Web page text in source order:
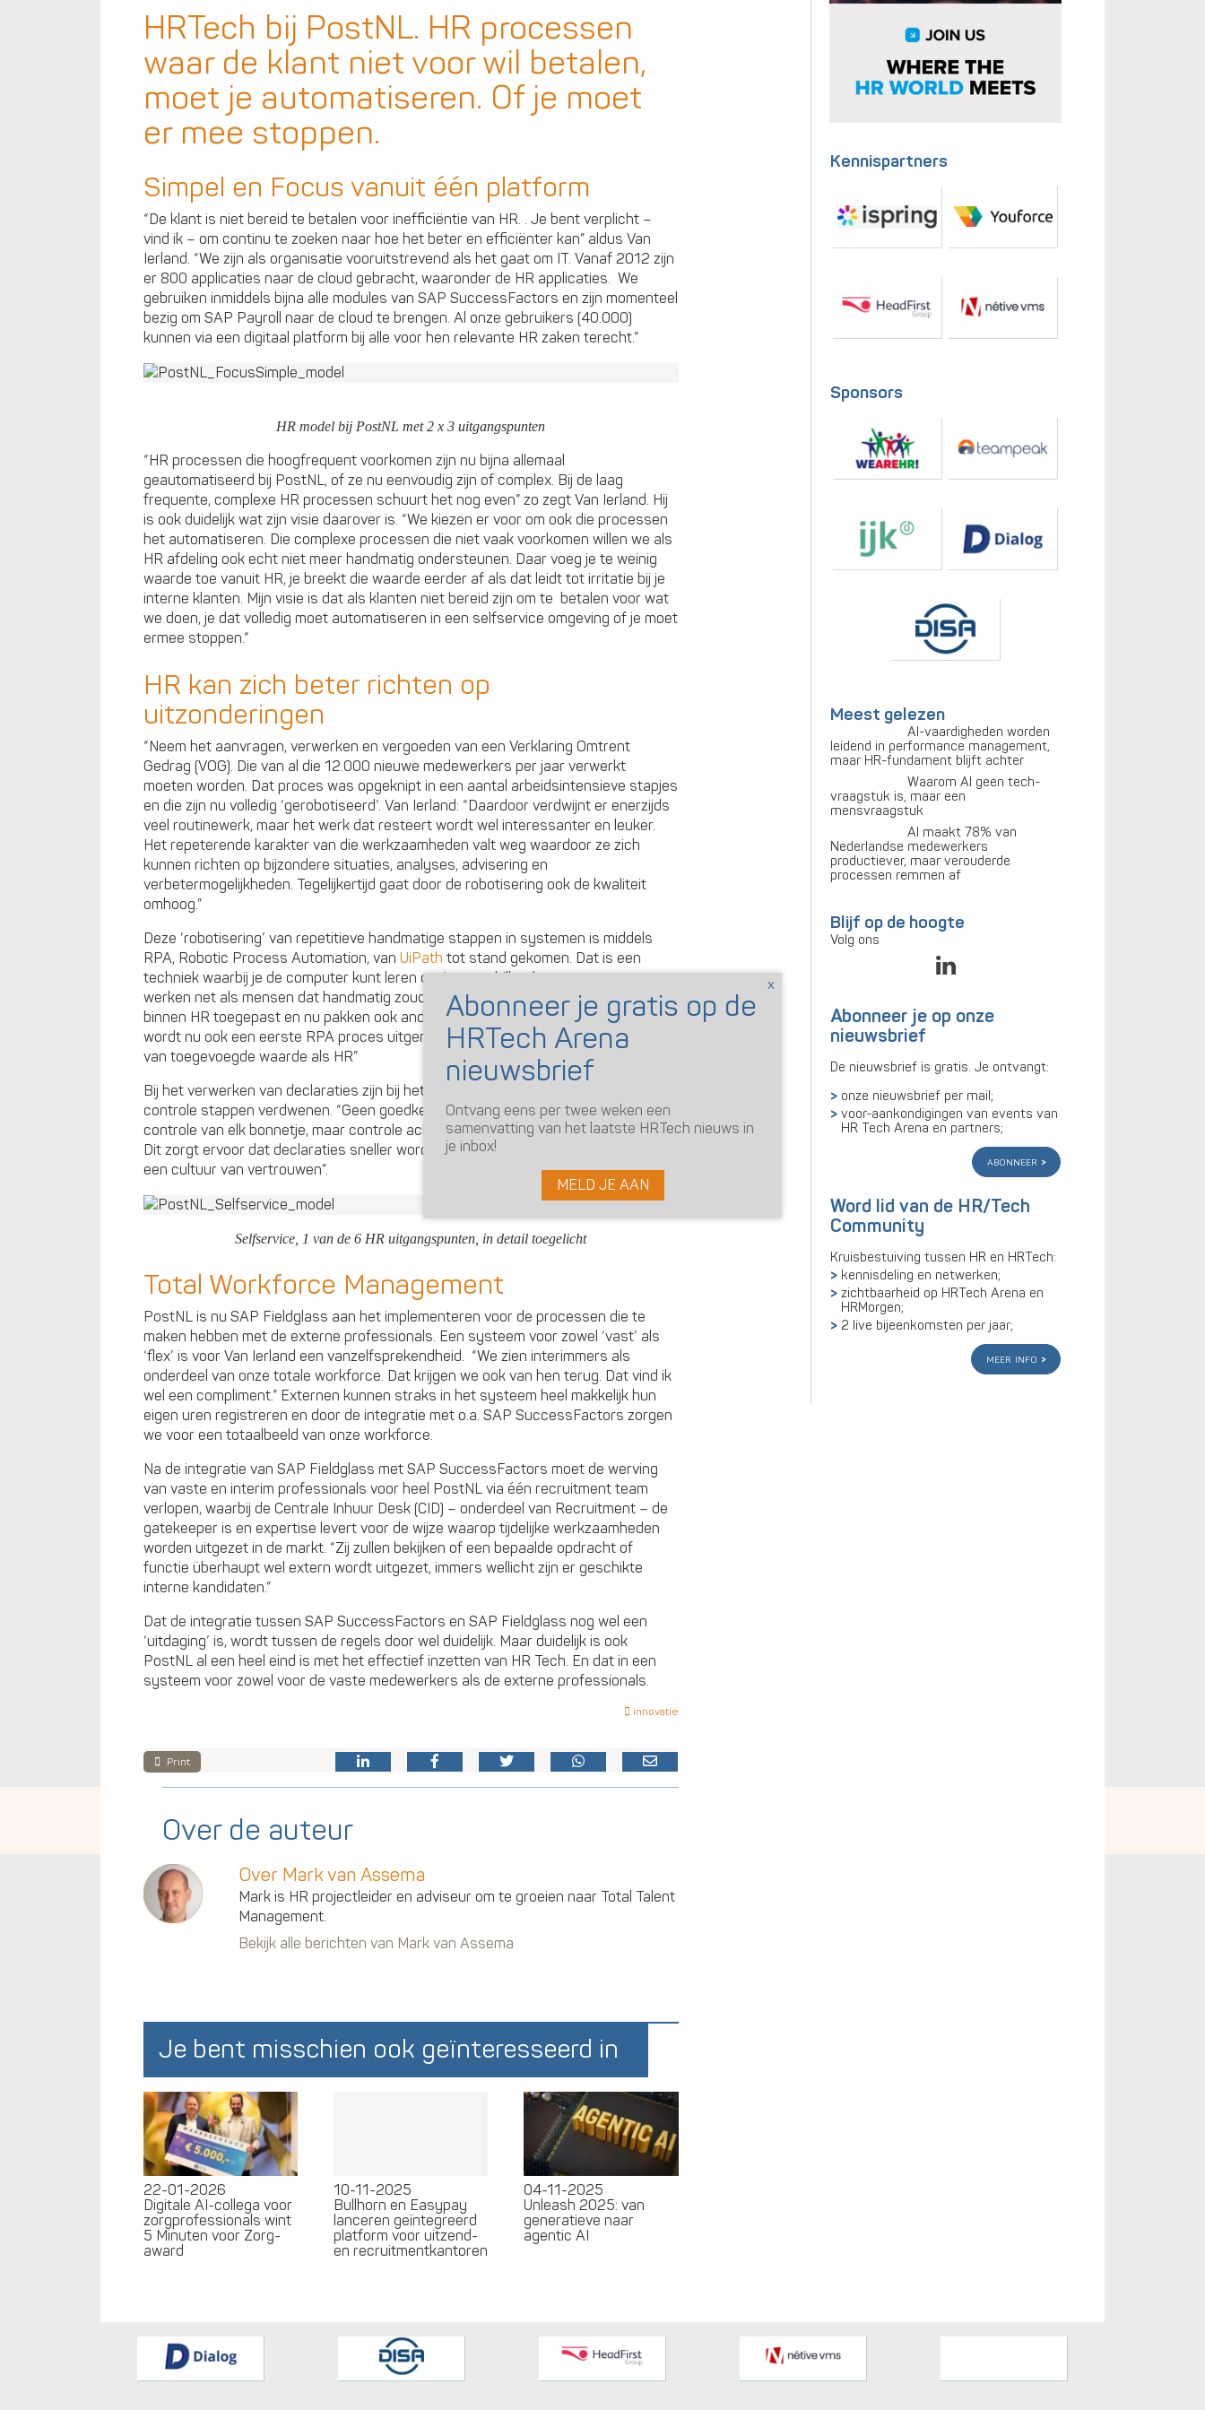
HRTech bij PostNL. HR processen
waar de klant niet voor wil betalen,
moet je automatiseren. Of je moet
er mee stoppen.
Simpel en Focus vanuit één platform
“De klant is niet bereid te betalen voor inefficiëntie van HR. . Je bent verplicht –
vind ik – om continu te zoeken naar hoe het beter en efficiënter kan” aldus Van
Ierland. “We zijn als organisatie vooruitstrevend als het gaat om IT. Vanaf 2012 zijn
er 800 applicaties naar de cloud gebracht, waaronder de HR applicaties. We
gebruiken inmiddels bijna alle modules van SAP SuccessFactors en zijn momenteel
bezig om SAP Payroll naar de cloud te brengen. Al onze gebruikers (40.000)
kunnen via een digitaal platform bij alle voor hen relevante HR zaken terecht.”
HR model bij PostNL met 2 x 3 uitgangspunten
“HR processen die hoogfrequent voorkomen zijn nu bijna allemaal
geautomatiseerd bij PostNL, of ze nu eenvoudig zijn of complex. Bij de laag
frequente, complexe HR processen schuurt het nog even” zo zegt Van Ierland. Hij
is ook duidelijk wat zijn visie daarover is. “We kiezen er voor om ook die processen
het automatiseren. Die complexe processen die niet vaak voorkomen willen we als
HR afdeling ook echt niet meer handmatig ondersteunen. Daar voeg je te weinig
waarde toe vanuit HR, je breekt die waarde eerder af als dat leidt tot irritatie bij je
interne klanten. Mijn visie is dat als klanten niet bereid zijn om te betalen voor wat
we doen, je dat volledig moet automatiseren in een selfservice omgeving of je moet
ermee stoppen.“
HR kan zich beter richten op
uitzonderingen
“Neem het aanvragen, verwerken en vergoeden van een Verklaring Omtrent
Gedrag (VOG). Die van al die 12.000 nieuwe medewerkers per jaar verwerkt
moeten worden. Dat proces was opgeknipt in een aantal arbeidsintensieve stapjes
en die zijn nu volledig ‘gerobotiseerd’. Van Ierland: “Daardoor verdwijnt er enerzijds
veel routinewerk, maar het werk dat resteert wordt wel interessanter en leuker.
Het repeterende karakter van die werkzaamheden valt weg waardoor ze zich
kunnen richten op bijzondere situaties, analyses, advisering en
verbetermogelijkheden. Tegelijkertijd gaat door de robotisering ook de kwaliteit
omhoog.”
Deze ‘robotisering’ van repetitieve handmatige stappen in systemen is middels
RPA, Robotic Process Automation, van UiPath tot stand gekomen. Dat is een
techniek waarbij je de computer kunt leren om in verschillende systemen te
werken net als mensen dat handmatig zouden doen. “Deze techniek is eerst
binnen HR toegepast en nu pakken ook andere afdelingen dat op. Binnen Finance
wordt nu ook een eerste RPA proces uitgerold. Ook dat versta ik onder het leveren
van toegevoegde waarde als HR”
Bij het verwerken van declaraties zijn bij het automatiseren ook overbodige
controle stappen verdwenen. “Geen goedkeuringsstappen meer vooraf, of 100%
controle van elk bonnetje, maar controle achteraf op basis van slimme algoritmes.
Dit zorgt ervoor dat declaraties sneller worden goedgekeurd en het draagt bij aan
een cultuur van vertrouwen”.
Selfservice, 1 van de 6 HR uitgangspunten, in detail toegelicht
Total Workforce Management
PostNL is nu SAP Fieldglass aan het implementeren voor de processen die te
maken hebben met de externe professionals. Een systeem voor zowel ‘vast’ als
‘flex’ is voor Van Ierland een vanzelfsprekendheid. “We zien interimmers als
onderdeel van onze totale workforce. Dat krijgen we ook van hen terug. Dat vind ik
wel een compliment.” Externen kunnen straks in het systeem heel makkelijk hun
eigen uren registreren en door de integratie met o.a. SAP SuccessFactors zorgen
we voor een totaalbeeld van onze workforce.
Na de integratie van SAP Fieldglass met SAP SuccessFactors moet de werving
van vaste en interim professionals voor heel PostNL via één recruitment team
verlopen, waarbij de Centrale Inhuur Desk (CID) – onderdeel van Recruitment – de
gatekeeper is en expertise levert voor de wijze waarop tijdelijke werkzaamheden
worden uitgezet in de markt. “Zij zullen bekijken of een bepaalde opdracht of
functie überhaupt wel extern wordt uitgezet, immers wellicht zijn er geschikte
interne kandidaten.”
Dat de integratie tussen SAP SuccessFactors en SAP Fieldglass nog wel een
‘uitdaging’ is, wordt tussen de regels door wel duidelijk. Maar duidelijk is ook
PostNL al een heel eind is met het effectief inzetten van HR Tech. En dat in een
systeem voor zowel voor de vaste medewerkers als de externe professionals.
innovatie
Print
Over de auteur
Over Mark van Assema
Mark is HR projectleider en adviseur om te groeien naar Total Talent
Management.
Bekijk alle berichten van Mark van Assema
Je bent misschien ook geïnteresseerd in
22-01-2026
Digitale AI-collega voor
zorgprofessionals wint
5 Minuten voor Zorg-
award
10-11-2025
Bullhorn en Easypay
lanceren geïntegreerd
platform voor uitzend-
en recruitmentkantoren
04-11-2025
Unleash 2025: van
generatieve naar
agentic AI
Kennispartners
Sponsors
Meest gelezen
AI-vaardigheden worden
leidend in performance management,
maar HR-fundament blijft achter
Waarom AI geen tech-
vraagstuk is, maar een
mensvraagstuk
AI maakt 78% van
Nederlandse medewerkers
productiever, maar verouderde
processen remmen af
Blijf op de hoogte
Volg ons
Abonneer je op onze
nieuwsbrief
De nieuwsbrief is gratis. Je ontvangt:
onze nieuwsbrief per mail;
voor-aankondigingen van events van
HR Tech Arena en partners;
abonneer
Word lid van de HR/Tech
Community
Kruisbestuiving tussen HR en HRTech:
kennisdeling en netwerken;
zichtbaarheid op HRTech Arena en
HRMorgen;
2 live bijeenkomsten per jaar;
meer info
Ontvang eens per twee weken een
samenvatting van het laatste HRTech nieuws in
je inbox!
MELD JE AAN